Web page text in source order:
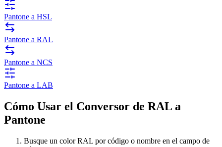
Pantone a HSL
Pantone a RAL
Pantone a NCS
Pantone a LAB
Cómo Usar el Conversor de RAL a
Pantone
Busque un color RAL por código o nombre en el campo de